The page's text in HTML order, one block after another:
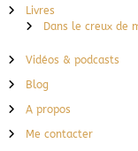
Livres
Dans le creux de
Vidéos & podcasts
Blog
A propos
Me contacter